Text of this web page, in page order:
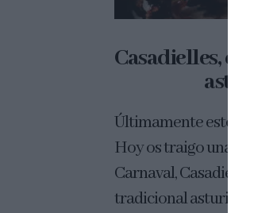
Casadielles,
asturiano
Últimamente estoy muy
Hoy os traigo una
Carnaval, Casadielles,
tradicional asturiano